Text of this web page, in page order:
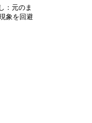
：元のま
象を回避